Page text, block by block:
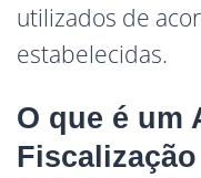
utilizados de
estabelecidas.
O que é um